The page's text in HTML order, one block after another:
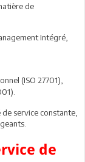
de
Intégré,
(ISO 27701),
service constante,
de